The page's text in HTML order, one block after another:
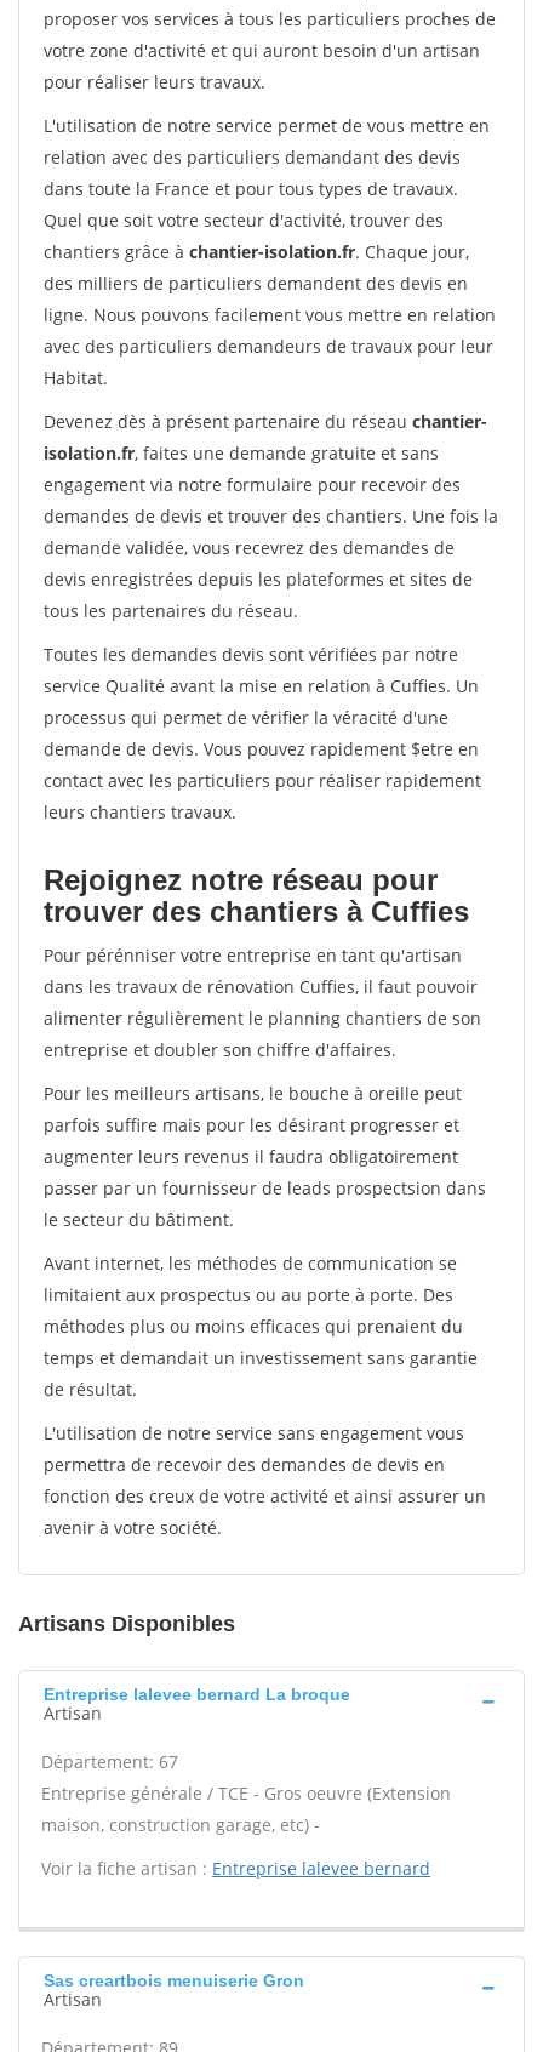
proposer vos services à tous les particuliers proches de
votre zone d'activité et qui auront besoin d'un artisan
pour réaliser leurs travaux.
L'utilisation de notre service permet de vous mettre en
relation avec des particuliers demandant des devis
dans toute la France et pour tous types de travaux.
Quel que soit votre secteur d'activité, trouver des
chantiers grâce à chantier-isolation.fr. Chaque jour,
des milliers de particuliers demandent des devis en
ligne. Nous pouvons facilement vous mettre en relation
avec des particuliers demandeurs de travaux pour leur
Habitat.
Devenez dès à présent partenaire du réseau chantier-
isolation.fr, faites une demande gratuite et sans
engagement via notre formulaire pour recevoir des
demandes de devis et trouver des chantiers. Une fois la
demande validée, vous recevrez des demandes de
devis enregistrées depuis les plateformes et sites de
tous les partenaires du réseau.
Toutes les demandes devis sont vérifiées par notre
service Qualité avant la mise en relation à Cuffies. Un
processus qui permet de vérifier la véracité d'une
demande de devis. Vous pouvez rapidement $etre en
contact avec les particuliers pour réaliser rapidement
leurs chantiers travaux.
Rejoignez notre réseau pour
trouver des chantiers à Cuffies
Pour pérénniser votre entreprise en tant qu'artisan
dans les travaux de rénovation Cuffies, il faut pouvoir
alimenter régulièrement le planning chantiers de son
entreprise et doubler son chiffre d'affaires.
Pour les meilleurs artisans, le bouche à oreille peut
parfois suffire mais pour les désirant progresser et
augmenter leurs revenus il faudra obligatoirement
passer par un fournisseur de leads prospectsion dans
le secteur du bâtiment.
Avant internet, les méthodes de communication se
limitaient aux prospectus ou au porte à porte. Des
méthodes plus ou moins efficaces qui prenaient du
temps et demandait un investissement sans garantie
de résultat.
L'utilisation de notre service sans engagement vous
permettra de recevoir des demandes de devis en
fonction des creux de votre activité et ainsi assurer un
avenir à votre société.
Artisans Disponibles
Entreprise lalevee bernard La broque
Artisan
Département: 67
Entreprise générale / TCE - Gros oeuvre (Extension
maison, construction garage, etc) -
Voir la fiche artisan : Entreprise lalevee bernard
Sas creartbois menuiserie Gron
Artisan